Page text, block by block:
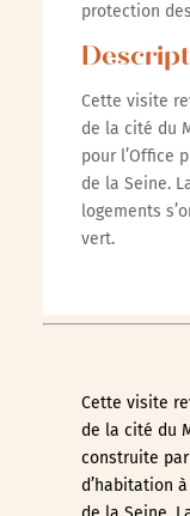
protection
Cette visite
de la cité du
pour l’Office
de la Seine.
logements
vert.
Cette visite
de la cité du
construite
d’habitation